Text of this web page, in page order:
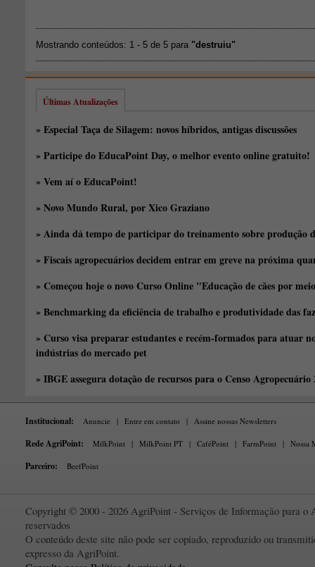
Mostrando conteúdos: 1 - 5 de 5 para "destruiu"
Últimas Atualizações
» Especial Taça de Silagem: novos híbridos, antigas discussões
» Participe do EducaPoint Day, o melhor evento online gratuito!
» Vem aí o EducaPoint!
» Novo Mundo Rural, por Xico Graziano
» Ainda dá tempo de participar do treinamento sobre produção
» Fiscais agropecuários decidem entrar em greve na próxima
» Começou hoje o novo Curso Online "Educação de cães por
» Benchmarking da eficiência de trabalho e produtividade das
» Curso visa preparar estudantes e recém-formados para atuar
indústrias do mercado pet
» IBGE assegura dotação de recursos para o Censo Agropecuário
Institucional: Anuncie | Entre em contato | Assine nossas Newsletters
Rede AgriPoint: MilkPoint | MilkPoint PT | CaféPoint | FarmPoint | Nossa
Parceiro: BeefPoint
Copyright © 2000 - 2026 AgriPoint - Serviços de Informação para o
reservados
O conteúdo deste site não pode ser copiado, reproduzido ou
expresso da AgriPoint.